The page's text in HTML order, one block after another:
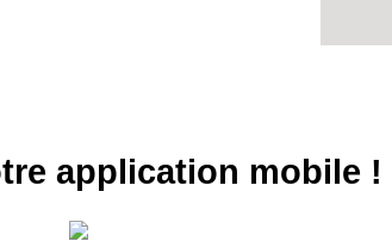
RECEVEZ
application mobile !